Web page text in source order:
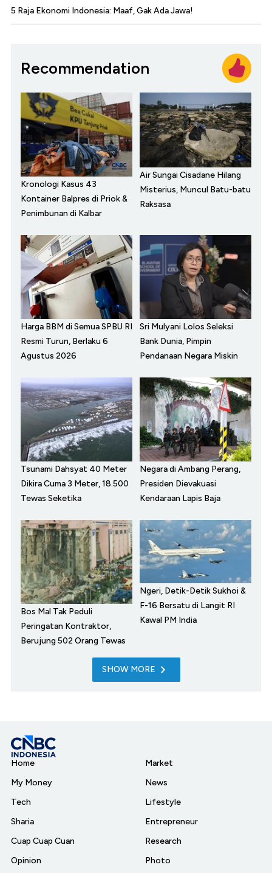
5 Raja Ekonomi Indonesia: Maaf, Gak Ada Jawa!
Recommendation
Kronologi Kasus 43
Kontainer Balpres di Priok &
Penimbunan di Kalbar
Air Sungai Cisadane Hilang
Misterius, Muncul Batu-batu
Raksasa
Harga BBM di Semua SPBU RI
Resmi Turun, Berlaku 6
Agustus 2026
Sri Mulyani Lolos Seleksi
Bank Dunia, Pimpin
Pendanaan Negara Miskin
Tsunami Dahsyat 40 Meter
Dikira Cuma 3 Meter, 18.500
Tewas Seketika
Negara di Ambang Perang,
Presiden Dievakuasi
Kendaraan Lapis Baja
Bos Mal Tak Peduli
Peringatan Kontraktor,
Berujung 502 Orang Tewas
Ngeri, Detik-Detik Sukhoi &
F-16 Bersatu di Langit RI
Kawal PM India
SHOW MORE
Home
My Money
Tech
Sharia
Cuap Cuap Cuan
Opinion
Market
News
Lifestyle
Entrepreneur
Research
Photo